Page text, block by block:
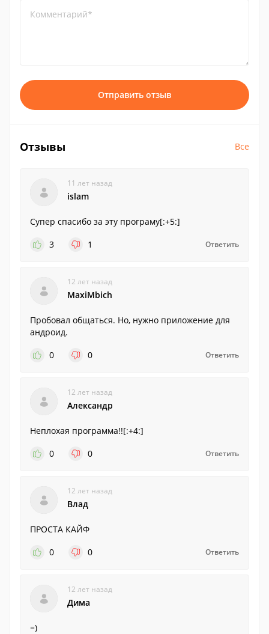
Комментарий*
Отправить отзыв
Отзывы Все
11 лет назад
islam
Cупер спасибо за эту програму[:+5:]
3
1 Ответить
12 лет назад
MaxiMbich
Пробовал общаться. Но, нужно приложение для
андроид.
0
0 Ответить
12 лет назад
Александр
Неплохая программа!![:+4:]
0
0 Ответить
12 лет назад
Влад
ПРОСТА КАЙФ
0
0 Ответить
12 лет назад
Дима
=)